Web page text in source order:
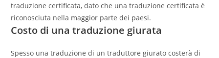
traduzione certificata, dato che una traduzione certificata è
riconosciuta nella maggior parte dei paesi.
Costo di una traduzione giurata
Spesso una traduzione di un traduttore giurato costerà di